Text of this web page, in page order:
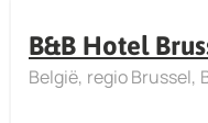
B&B Hotel
België regio Brussel